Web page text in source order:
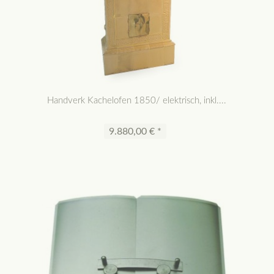
Handverk Kachelofen 1850/ elektrisch, inkl....
9.880,00 € *